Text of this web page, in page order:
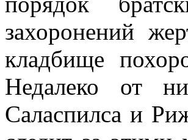
захоронений
кладбище
Недалеко от
Саласпилса и